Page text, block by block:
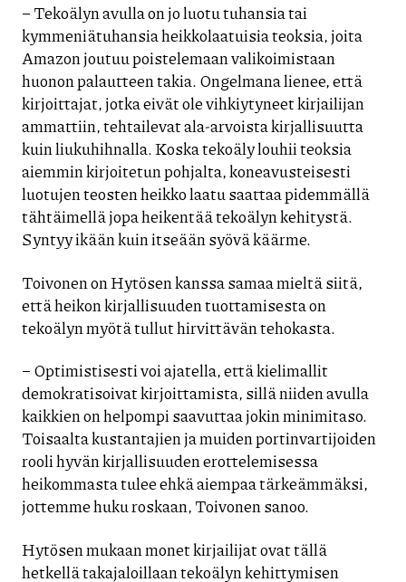
– Tekoälyn avulla on jo luotu tuhansia tai
kymmeniätuhansia heikkolaatuisia teoksia, joita
Amazon joutuu poistelemaan valikoimistaan
huonon palautteen takia. Ongelmana lienee, että
kirjoittajat, jotka eivät ole vihkiytyneet kirjailijan
ammattiin, tehtailevat ala-arvoista kirjallisuutta
kuin liukuhihnalla. Koska tekoäly louhii teoksia
aiemmin kirjoitetun pohjalta, koneavusteisesti
luotujen teosten heikko laatu saattaa pidemmällä
tähtäimellä jopa heikentää tekoälyn kehitystä.
Syntyy ikään kuin itseään syövä käärme.
Toivonen on Hytösen kanssa samaa mieltä siitä,
että heikon kirjallisuuden tuottamisesta on
tekoälyn myötä tullut hirvittävän tehokasta.
– Optimistisesti voi ajatella, että kielimallit
demokratisoivat kirjoittamista, sillä niiden avulla
kaikkien on helpompi saavuttaa jokin minimitaso.
Toisaalta kustantajien ja muiden portinvartijoiden
rooli hyvän kirjallisuuden erottelemisessa
heikommasta tulee ehkä aiempaa tärkeämmäksi,
jottemme huku roskaan, Toivonen sanoo.
Hytösen mukaan monet kirjailijat ovat tällä
hetkellä takajaloillaan tekoälyn kehittymisen